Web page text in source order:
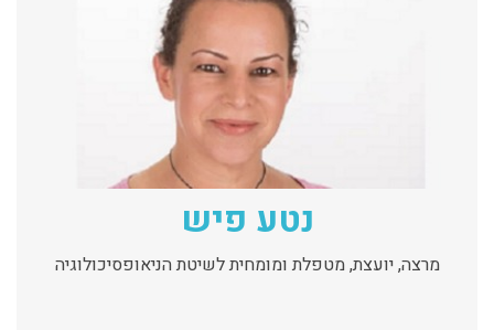
נטע פיש
מרצה, יועצת, מטפלת ומומחית לשיטת הניאופסיכולוגיה